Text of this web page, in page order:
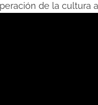
de la cultura